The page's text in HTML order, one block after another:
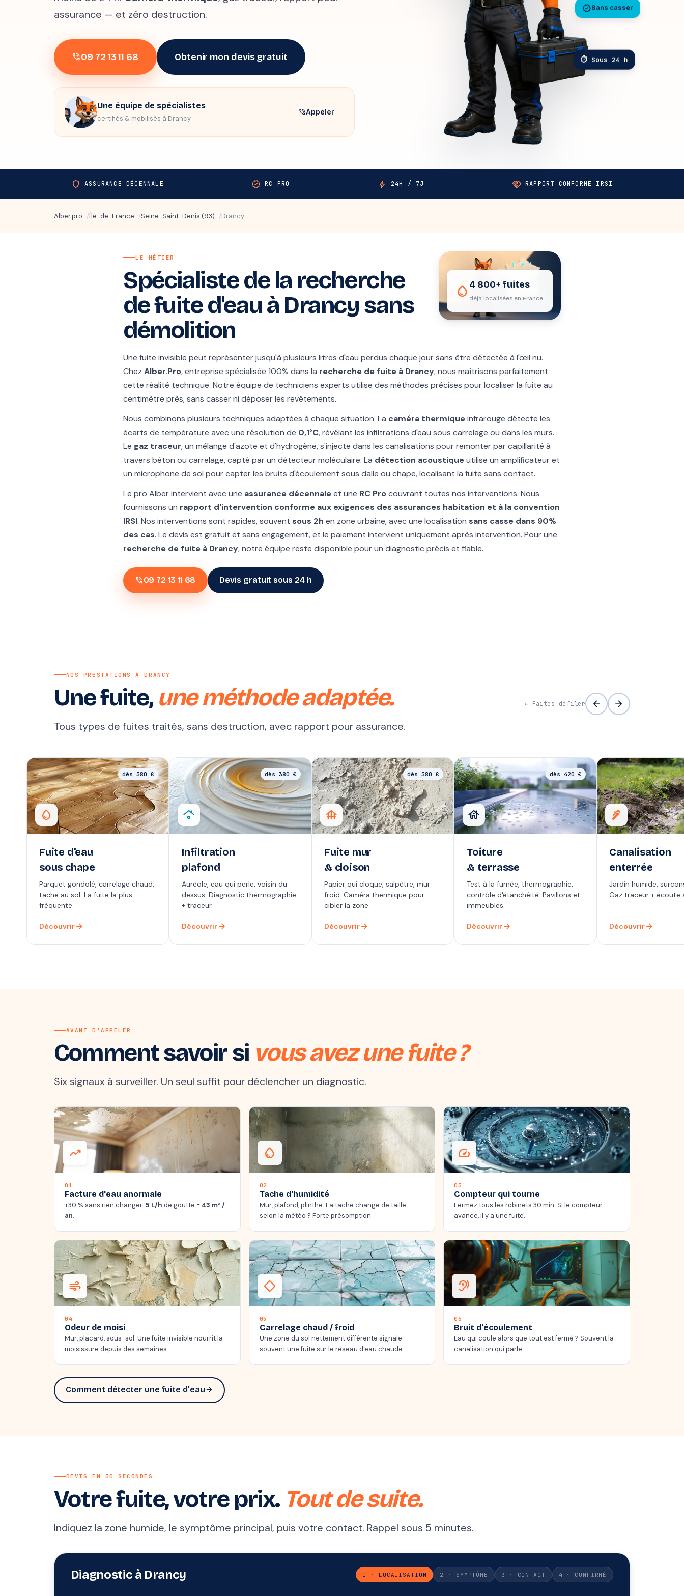
assurance — et zéro destruction.
phone_in_talk09 72 13 11 68 Obtenir mon devis gratuit
Une équipe de spécialistes
certifiés & mobilisés à Drancy
phone_in_talkAppeler
⏱ Sous 24 h
verifiedSans casser
shield ASSURANCE DÉCENNALE verified RC PRO bolt 24H / 7J handshakeRAPPORT CONFORME IRSI
Alber.pro Île-de-France Seine-Saint-Denis (93) Drancy
water_drop 4 800+ fuites
déjà localisées en France
LE MÉTIER
Spécialiste de la recherche
de fuite d'eau à Drancy sans
démolition
Une fuite invisible peut représenter jusqu'à plusieurs litres d'eau perdus chaque jour sans être détectée à l'œil nu.
Chez Alber.Pro, entreprise spécialisée 100% dans la recherche de fuite à Drancy, nous maîtrisons parfaitement
cette réalité technique. Notre équipe de techniciens experts utilise des méthodes précises pour localiser la fuite au
centimètre près, sans casser ni déposer les revêtements.
Nous combinons plusieurs techniques adaptées à chaque situation. La caméra thermiqueinfrarouge détecte les
écarts de température avec une résolution de 0,1°C, révélant les infiltrations d'eau sous carrelage ou dans les murs.
Le gaz traceur, un mélange d'azote et d'hydrogène, s'injecte dans les canalisations pour remonter par capillarité à
travers béton ou carrelage, capté par un détecteur moléculaire. La détection acoustiqueutilise un amplificateur et
un microphone de sol pour capter les bruits d'écoulement sous dalle ou chape, localisant la fuite sans contact.
Le pro Alber intervient avec une assurance décennaleet une RC Procouvrant toutes nos interventions. Nous
fournissons un rapport d'intervention conforme aux exigences des assurances habitation et à la convention
IRSI. Nos interventions sont rapides, souvent sous 2h en zone urbaine, avec une localisation sans casse dans 90%
des cas. Le devis est gratuit et sans engagement, et le paiement intervient uniquement après intervention. Pour une
recherche de fuite à Drancy, notre équipe reste disponible pour un diagnostic précis et fiable.
phone_in_talk09 72 13 11 68 Devis gratuit sous 24 h
NOS PRESTATIONS À DRANCY
Une fuite, une méthode adaptée.
Tous types de fuites traités, sans destruction, avec rapport pour assurance.
← Faites défiler arrow_back arrow_forward
water_drop
dès 380 €
Fuite d'eau
sous chape
Parquet gondolé, carrelage chaud,
tache au sol. La fuite la plus
fréquente.
Découvrirarrow_forward
roofing
dès 380 €
Infiltration
plafond
Auréole, eau qui perle, voisin du
dessus. Diagnostic thermographie
+ traceur.
Découvrirarrow_forward
foundation
dès 380 €
Fuite mur
& cloison
Papier qui cloque, salpêtre, mur
froid. Caméra thermique pour
cibler la zone.
Découvrirarrow_forward
house
dès 420 €
Toiture
& terrasse
Test à la fumée, thermographie,
contrôle d'étanchéité. Pavillons et
immeubles.
Découvrirarrow_forward
plumbing
Canalisation
enterrée
Jardin humide,
Gaz traceur + écoute
Découvrirarrow_forward
AVANT D'APPELER
Comment savoir si vous avez une fuite ?
Six signaux à surveiller. Un seul suffit pour déclencher un diagnostic.
trending_up
01
Facture d'eau anormale
+30 % sans rien changer. 5 L/h de goutte = 43 m³ /
an.
water_drop
02
Tache d'humidité
Mur, plafond, plinthe. La tache change de taille
selon la météo ? Forte présomption.
speed
03
Compteur qui tourne
Fermez tous les robinets 30 min. Si le compteur
avance, il y a une fuite.
air
04
Odeur de moisi
Mur, placard, sous-sol. Une fuite invisible nourrit la
moisissure depuis des semaines.
thermostat_carbon
05
Carrelage chaud / froid
Une zone du sol nettement différente signale
souvent une fuite sur le réseau d'eau chaude.
hearing
06
Bruit d'écoulement
Eau qui coule alors que tout est fermé ? Souvent la
canalisation qui parle.
Comment détecter une fuite d'eauarrow_forward
DEVIS EN 30 SECONDES
Votre fuite, votre prix. Tout de suite.
Indiquez la zone humide, le symptôme principal, puis votre contact. Rappel sous 5 minutes.
Diagnostic à Drancy 1 · LOCALISATION 2 · SYMPTÔME 3 · CONTACT 4 · CONFIRMÉ